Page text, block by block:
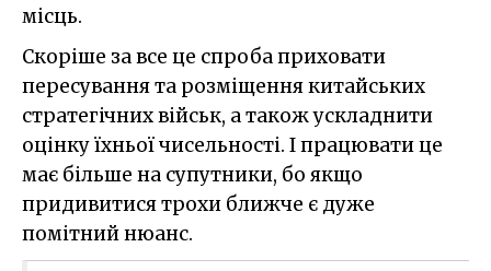
місць.
Скоріше за все це спроба приховати
пересування та розміщення китайських
стратегічних військ, а також ускладнити
оцінку їхньої чисельності. І працювати це
має більше на супутники, бо якщо
придивитися трохи ближче є дуже
помітний нюанс.